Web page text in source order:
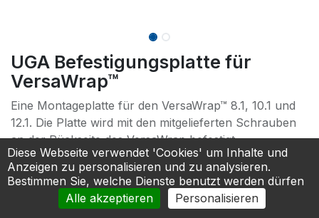
UGA Befestigungsplatte für
VersaWrap™
Eine Montageplatte für den VersaWrap™ 8.1, 10.1 und
12.1. Die Platte wird mit den mitgelieferten Schrauben
an der Rückseite des VersaWrap befestigt.
**** Achtung: Nur in Verbindung mit einer VersaWrap
Schutzhülle verwendbar ****
65,00€
Diese Webseite verwendet 'Cookies' um Inhalte und
Anzeigen zu personalisieren und zu analysieren.
Bestimmen Sie, welche Dienste benutzt werden dürfen
Alle akzeptieren
Personalisieren